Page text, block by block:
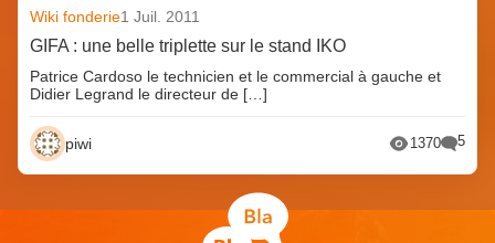
Wiki fonderie1 Juil. 2011
GIFA : une belle triplette sur le stand IKO
Patrice Cardoso le technicien et le commercial à gauche et
Didier Legrand le directeur de […]
piwi 1370 5